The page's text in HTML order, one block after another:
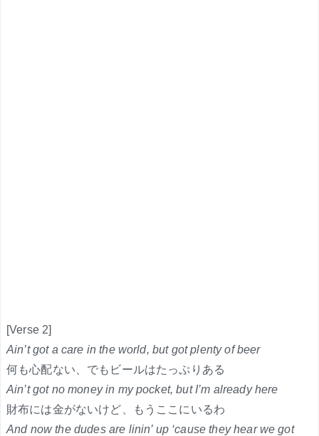
[Verse 2]
Ain’t got a care in the world, but got plenty of beer
何も心配ない、でもビールはたっぷりある
Ain’t got no money in my pocket, but I’m already here
財布には金がないけど、もうここにいるわ
And now the dudes are linin’ up ‘cause they hear we got